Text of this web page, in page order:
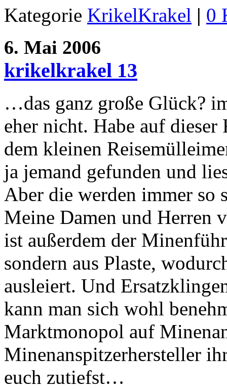
Kategorie KrikelKrakel | 0
6. Mai 2006
krikelkrakel 13
…das ganz große Glück?
eher nicht. Habe auf
dem kleinen
ja jemand gefunden und
Aber die werden immer
Meine Damen und Herren
ist außerdem der
sondern aus Plaste,
ausleiert. Und
kann man sich wohl
Marktmonopol auf
Minenanspitzerhersteller
euch zutiefst…